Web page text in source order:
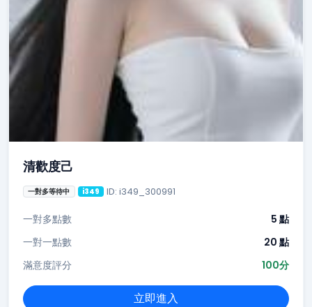
清歡度己
一對多等待中 i349 ID: i349_300991
一對多點數
5 點
一對一點數
20 點
滿意度評分
100分
立即進入